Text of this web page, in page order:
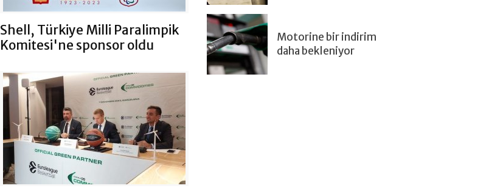
Shell, Türkiye Milli Paralimpik
Komitesi'ne sponsor oldu
Motorine bir indirim
daha bekleniyor